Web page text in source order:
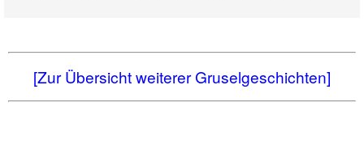
[Zur Übersicht weiterer Gruselgeschichten]